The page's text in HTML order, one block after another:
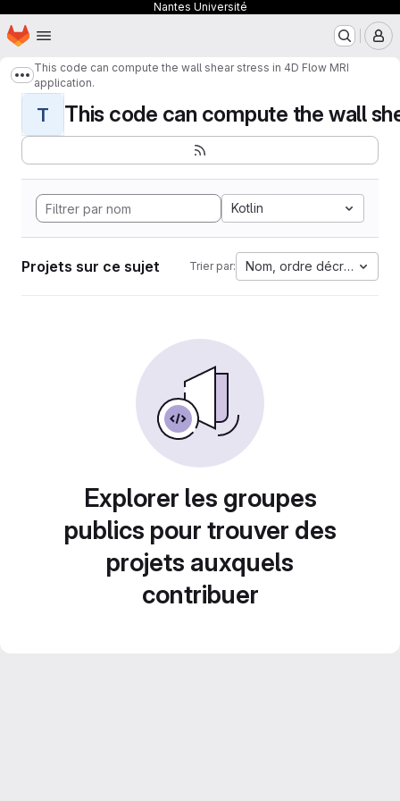
Nantes Université
Passer au contenu principal
Page d'accueil
Afficher davantage de fils d'Ariane
This code can compute the wall shear stress in 4D Flow MRI
application.
T This code can compute the wall
Kotlin
Projets sur ce sujet Trier par: Nom, ordre décroissant
Explorer les groupes
publics pour trouver des
projets auxquels
contribuer